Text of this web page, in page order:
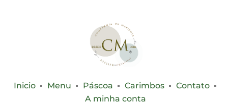
Inicio Menu Páscoa Carimbos
Contato
A minha conta